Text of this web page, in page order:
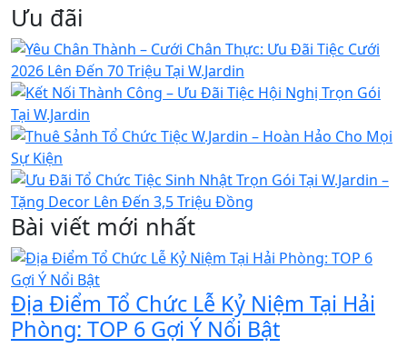
Ưu đãi
Bài viết mới nhất
Địa Điểm Tổ Chức Lễ Kỷ Niệm Tại Hải
Phòng: TOP 6 Gợi Ý Nổi Bật